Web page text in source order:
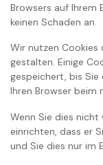
Browsers auf Ihrem
keinen Schaden an.
Wir nutzen Cookies
gestalten. Einige
gespeichert, bis Sie
Ihren Browser beim
Wenn Sie dies nicht
einrichten, dass er
und Sie dies nur im